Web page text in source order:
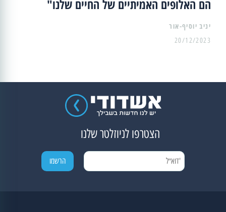
הם האלופים האמיתיים של החיים שלנו"
יניב יוסיף-אור
20/12/2023
הצטרפו לניוזלטר שלנו